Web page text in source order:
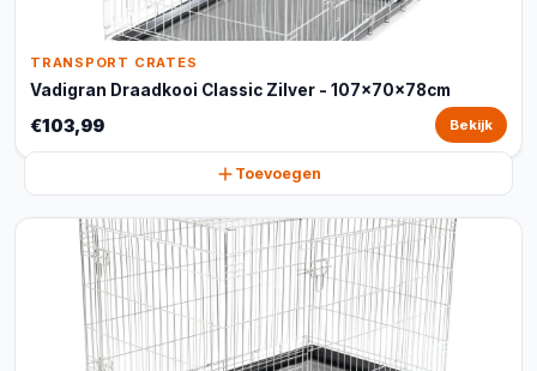
TRANSPORT CRATES
Vadigran Draadkooi Classic Zilver - 107x70x78cm
€103,99 Bekijk
Toevoegen